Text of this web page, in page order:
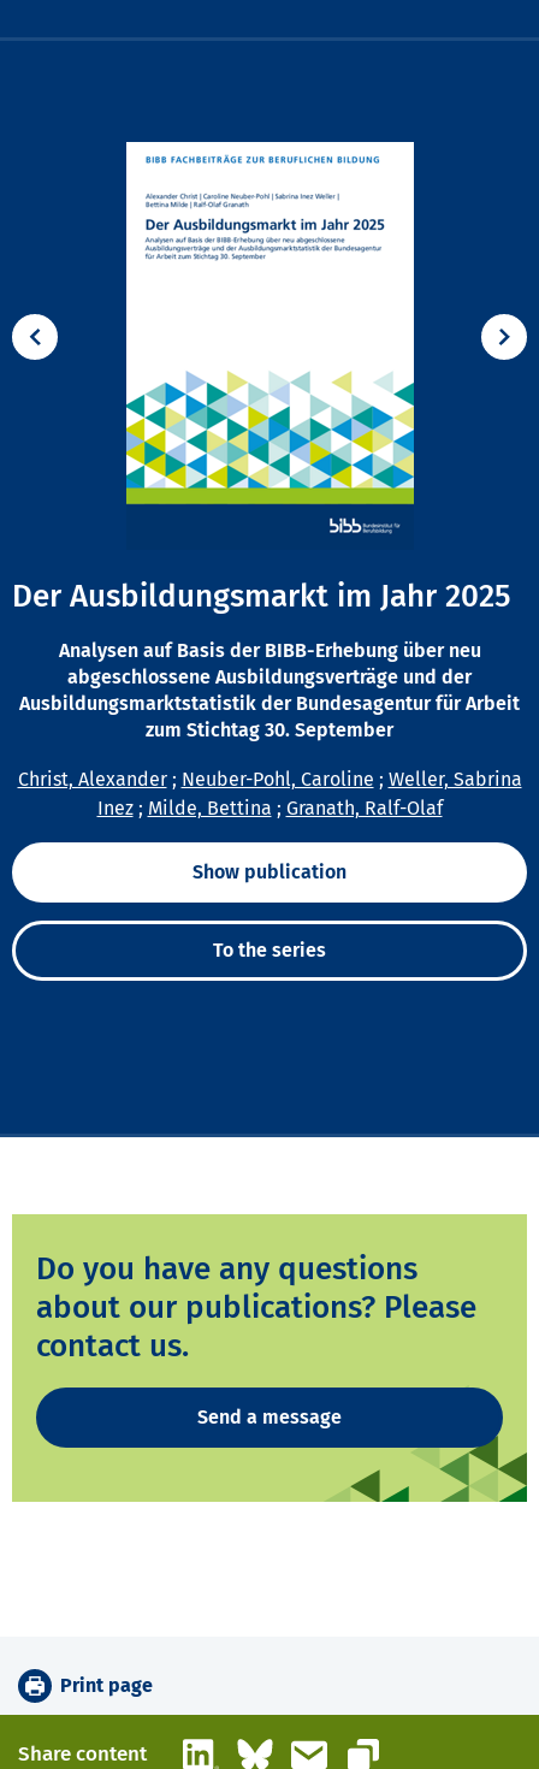
Der Ausbildungsmarkt im Jahr 2025
Analysen auf Basis der BIBB-Erhebung über neu
abgeschlossene Ausbildungsverträge und der
Ausbildungsmarktstatistik der Bundesagentur für Arbeit
zum Stichtag 30. September
Christ, Alexander; Neuber-Pohl, Caroline ; Weller, Sabrina
Inez; Milde, Bettina ; Granath, Ralf-Olaf
Show publication
To the series
Do you have any questions
about our publications? Please
contact us.
Send a message
Print page
Share content LinkedInBlueskyEmail
Copy link